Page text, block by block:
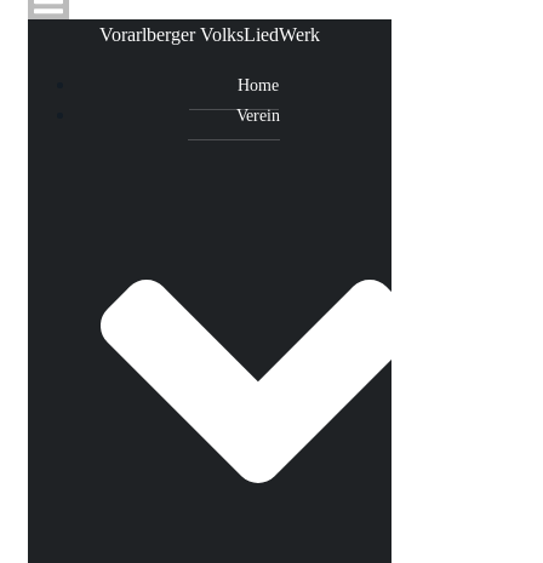
Vorarlberger VolksLiedWerk
Home
Verein